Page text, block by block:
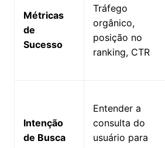
Métricas
de
Sucesso
Tráfego
orgânico,
posição no
ranking, CTR
Intenção
de Busca
Entender a
consulta do
usuário para